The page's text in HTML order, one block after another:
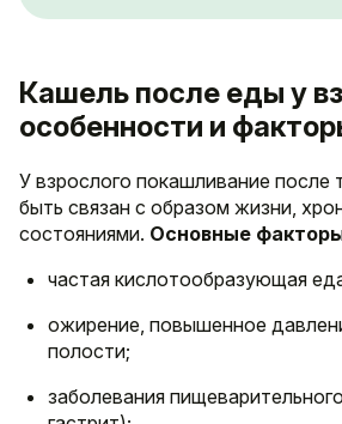
Кашель после еды у
особенности и
У взрослого покашливание после
быть связан с образом жизни,
состояниями. Основные
частая кислотообразующая
ожирение, повышенное
полости;
заболевания